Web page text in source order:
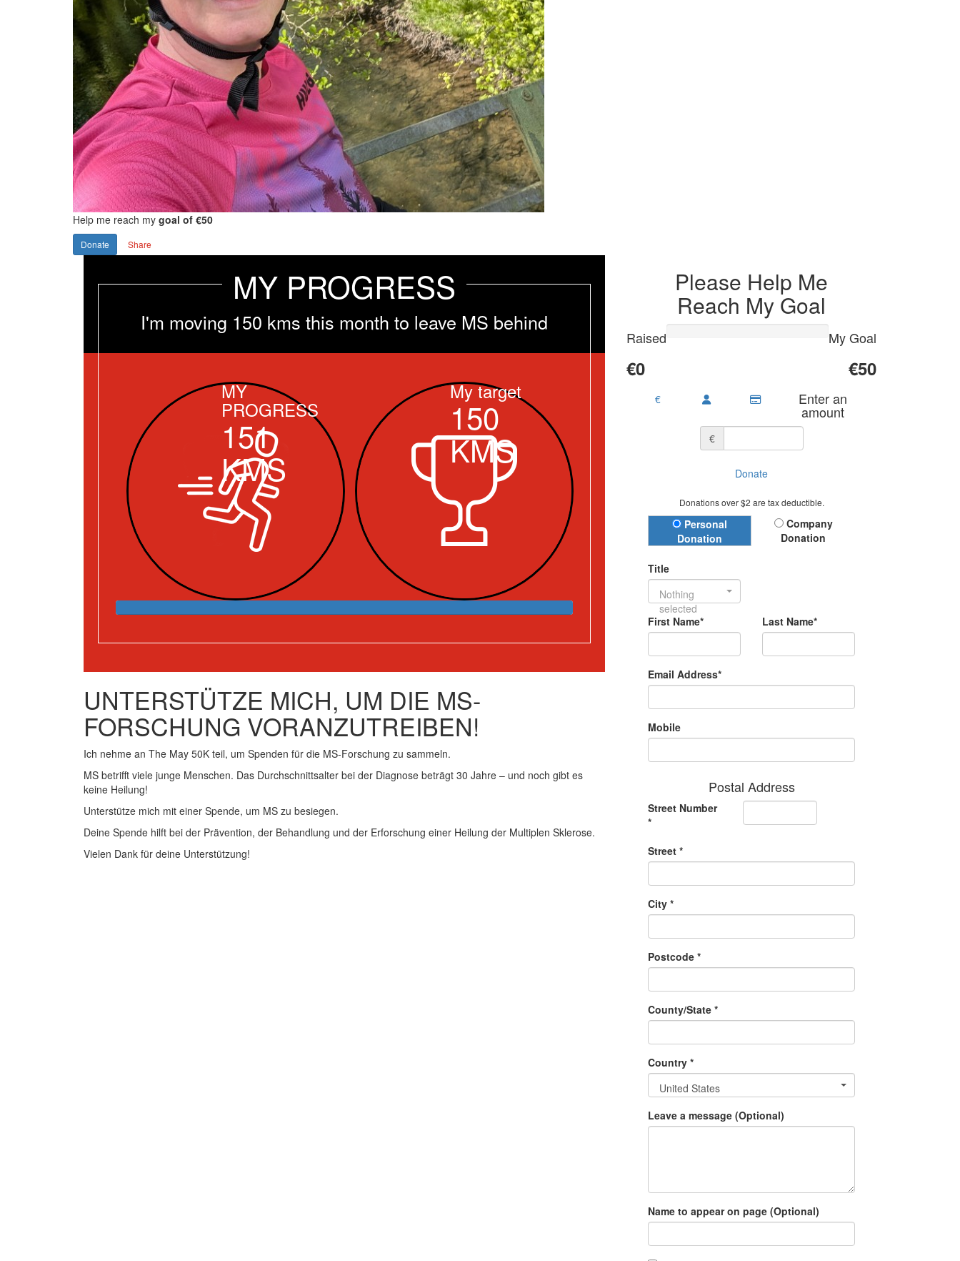
Help me reach my goal of €50
Donate Share
Please Help Me
Reach My Goal
Raised
€0
My Goal
€50
€ Enter an
amount
€
Donate
Donations over $2 are tax deductible.
Donation Type
Personal
Donation
Company
Donation
Title
Nothing
selected
First Name*
Last Name*
Email Address*
Mobile
Postal Address
Street Number
*
Street *
City *
Postcode *
County/State *
Country *
United States
Leave a message (Optional)
Name to appear on page (Optional)
MY PROGRESS
I'm moving 150 kms this month to leave MS behind
MY
PROGRESS
151
KMS
My target
150
KMS
UNTERSTÜTZE MICH, UM DIE MS-
FORSCHUNG VORANZUTREIBEN!
Ich nehme an The May 50K teil, um Spenden für die MS-Forschung zu sammeln.
MS betrifft viele junge Menschen. Das Durchschnittsalter bei der Diagnose beträgt 30 Jahre – und noch gibt es
keine Heilung!
Unterstütze mich mit einer Spende, um MS zu besiegen.
Deine Spende hilft bei der Prävention, der Behandlung und der Erforschung einer Heilung der Multiplen Sklerose.
Vielen Dank für deine Unterstützung!